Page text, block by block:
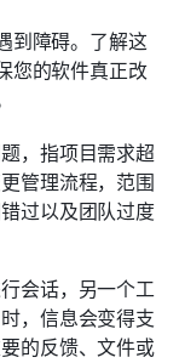
到障碍。了解这
您的软件真正改
，指项目需求超
管理流程，范围
过以及团队过度
会话，另一个工
，信息会变得支
的反馈、文件或